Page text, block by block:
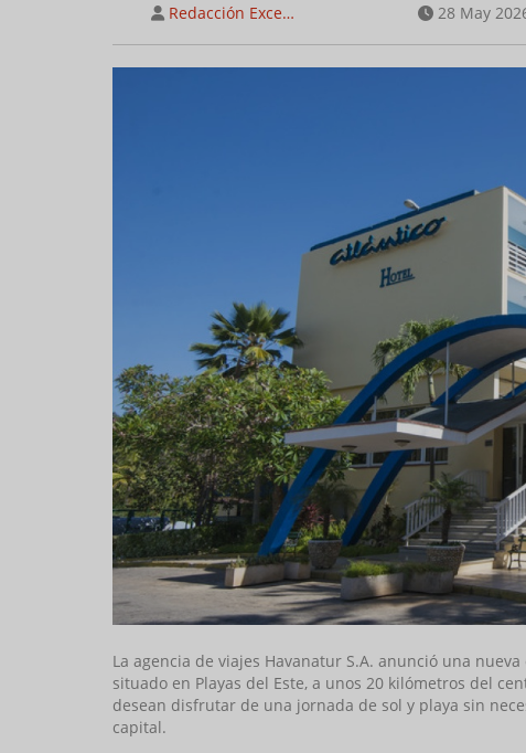
Redacción Exce… 28 May
La agencia de viajes Havanatur S.A. anunció una
situado en Playas del Este, a unos 20 kilómetros del
desean disfrutar de una jornada de sol y playa sin
capital.